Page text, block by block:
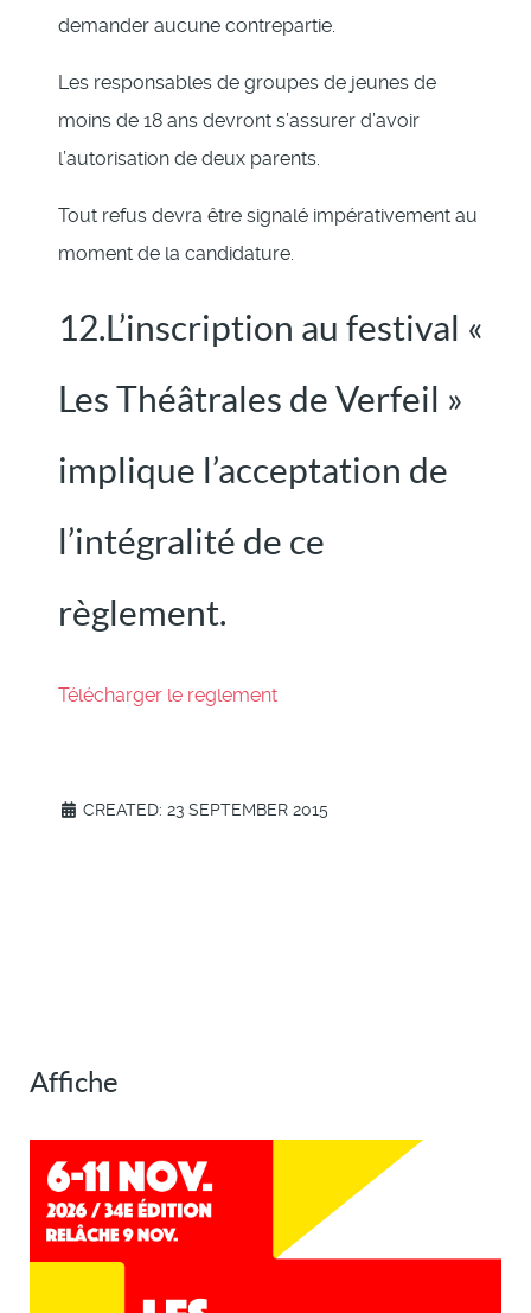
demander aucune contrepartie.
Les responsables de groupes de jeunes de
moins de 18 ans devront s’assurer d’avoir
l’autorisation de deux parents.
Tout refus devra être signalé impérativement au
moment de la candidature.
12.L’inscription au festival «
Les Théâtrales de Verfeil »
implique l’acceptation de
l’intégralité de ce
règlement.
Télécharger le reglement
CREATED: 23 SEPTEMBER 2015
Affiche